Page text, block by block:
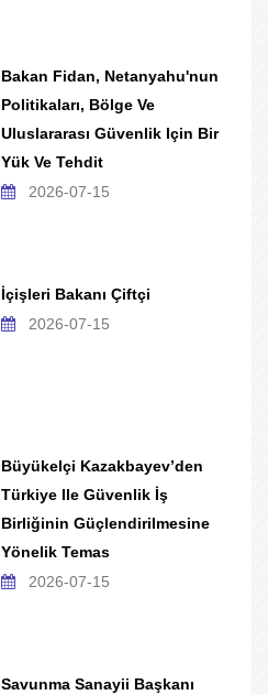
Bakan Fidan, Netanyahu'nun
Politikaları, Bölge Ve
Uluslararası Güvenlik Için Bir
Yük Ve Tehdit
2026-07-15
İçişleri Bakanı Çiftçi
2026-07-15
Büyükelçi Kazakbayev’den
Türkiye Ile Güvenlik İş
Birliğinin Güçlendirilmesine
Yönelik Temas
2026-07-15
Savunma Sanayii Başkanı